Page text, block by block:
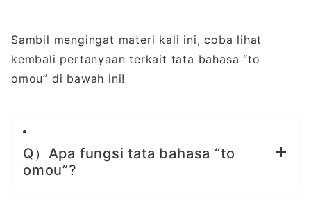
Sambil mengingat materi kali ini, coba lihat
kembali pertanyaan terkait tata bahasa “to
omou” di bawah ini!
Q）Apa fungsi tata bahasa “to
omou”?